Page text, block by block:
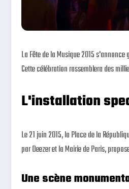
La Fête de la Musique 2015
Cette célébration rassemblera des
L'installation
Le 21 juin 2015, la Place de la
par Deezer et la Mairie de Paris,
Une scène